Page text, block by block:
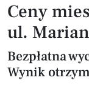
Ceny
ul.
Bezpłatna
Wynik